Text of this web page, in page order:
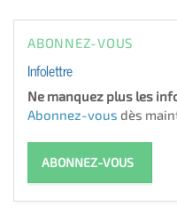
ABONNEZ-VOUS
Infolettre
Ne manquez plus les
Abonnez-vous dès
ABONNEZ-VOUS